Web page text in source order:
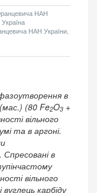
НАН
НАН України,
в
(80 Fe2O3 +
вільного
та в аргоні.
в
вільного
карбіду